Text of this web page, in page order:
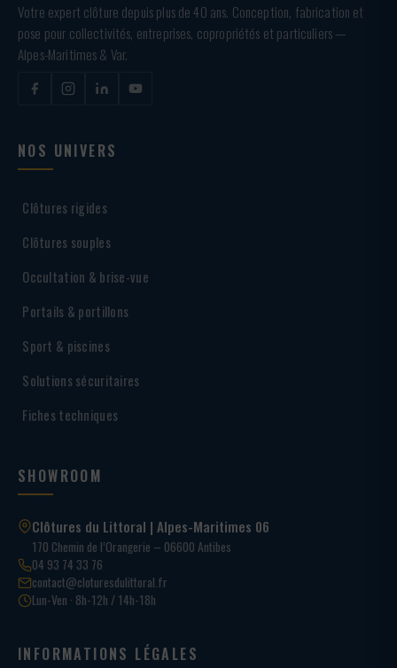
Votre expert clôture depuis plus de 40 ans. Conception, fabrication et
pose pour collectivités, entreprises, copropriétés et particuliers —
Alpes-Maritimes & Var.
NOS UNIVERS
Clôtures rigides
Clôtures souples
Occultation & brise-vue
Portails & portillons
Sport & piscines
Solutions sécuritaires
Fiches techniques
SHOWROOM
Clôtures du Littoral | Alpes-Maritimes 06
170 Chemin de l’Orangerie – 06600 Antibes
04 93 74 33 76
contact@cloturesdulittoral.fr
Lun-Ven · 8h-12h / 14h-18h
INFORMATIONS LÉGALES